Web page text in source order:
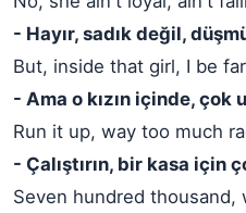
- Hayır, sadık değil,
But, inside that girl, I be
- Ama o kızın içinde, çok
Run it up, way too much
- Çalıştırın, bir kasa için
Seven hundred